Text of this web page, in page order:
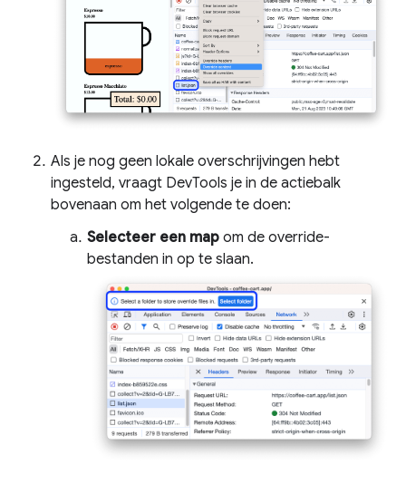
Als je nog geen lokale overschrijvingen hebt
ingesteld, vraagt ​​DevTools je in de actiebalk
bovenaan om het volgende te doen:
Selecteer een map om de override-
bestanden in op te slaan.